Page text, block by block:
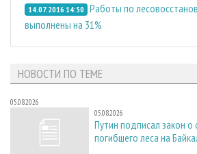
14.07.2016 14:50 Работы по
выполнены на 31%
НОВОСТИ ПО ТЕМЕ
05.08.2026
05.08.2026
Путин подписал закон о
погибшего леса на